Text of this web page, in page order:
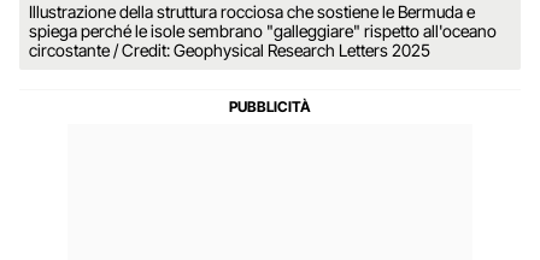
Illustrazione della struttura rocciosa che sostiene le Bermuda e
spiega perché le isole sembrano "galleggiare" rispetto all'oceano
circostante / Credit: Geophysical Research Letters 2025